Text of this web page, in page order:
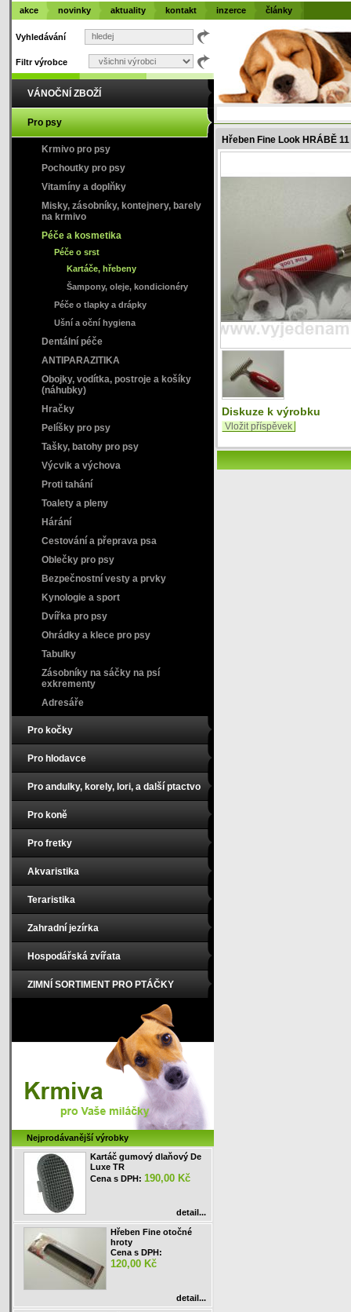
Hřeben Fine Look HRÁBĚ
Diskuze k výrobku
Vložit příspěvek
Vyhledávání
Filtr výrobce
VÁNOČNÍ ZBOŽÍ
Pro psy
Krmivo pro psy
Pochoutky pro psy
Vitamíny a doplňky
Misky, zásobníky, kontejnery, barely
na krmivo
Péče a kosmetika
Péče o srst
Kartáče, hřebeny
Šampony, oleje, kondicionéry
Péče o tlapky a drápky
Ušní a oční hygiena
Dentální péče
ANTIPARAZITIKA
Obojky, vodítka, postroje a košíky
(náhubky)
Hračky
Pelíšky pro psy
Tašky, batohy pro psy
Výcvik a výchova
Proti tahání
Toalety a pleny
Hárání
Cestování a přeprava psa
Oblečky pro psy
Bezpečnostní vesty a prvky
Kynologie a sport
Dvířka pro psy
Ohrádky a klece pro psy
Tabulky
Zásobníky na sáčky na psí
exkrementy
Adresáře
Pro kočky
Pro hlodavce
Pro andulky, korely, lori, a další ptactvo
Pro koně
Pro fretky
Akvaristika
Teraristika
Zahradní jezírka
Hospodářská zvířata
ZIMNÍ SORTIMENT PRO PTÁČKY
Nejprodávanější výrobky
Kartáč gumový dlaňový De
Luxe TR
Cena s DPH: 190,00 Kč
detail...
Hřeben Fine otočné
hroty
Cena s DPH:
120,00 Kč
detail...
akce novinky aktuality kontakt inzerce články